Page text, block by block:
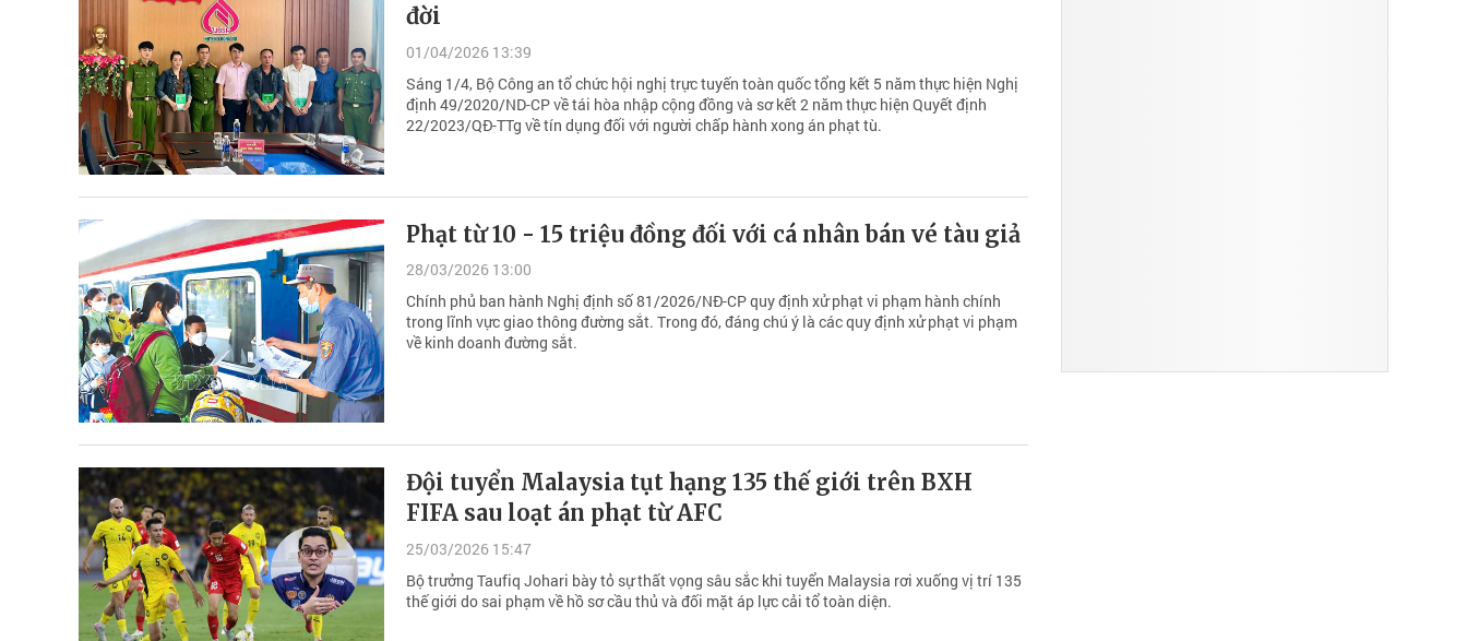
đời
01/04/2026 13:39
Sáng 1/4, Bộ Công an tổ chức hội nghị trực tuyến toàn quốc tổng kết 5 năm thực hiện Nghị
định 49/2020/ND-CP về tái hòa nhập cộng đồng và sơ kết 2 năm thực hiện Quyết định
22/2023/QĐ-TTg về tín dụng đối với người chấp hành xong án phạt tù.
Phạt từ 10 - 15 triệu đồng đối với cá nhân bán vé tàu giả
28/03/2026 13:00
Chính phủ ban hành Nghị định số 81/2026/NĐ-CP quy định xử phạt vi phạm hành chính
trong lĩnh vực giao thông đường sắt. Trong đó, đáng chú ý là các quy định xử phạt vi phạm
về kinh doanh đường sắt.
Đội tuyển Malaysia tụt hạng 135 thế giới trên BXH
FIFA sau loạt án phạt từ AFC
25/03/2026 15:47
Bộ trưởng Taufiq Johari bày tỏ sự thất vọng sâu sắc khi tuyển Malaysia rơi xuống vị trí 135
thế giới do sai phạm về hồ sơ cầu thủ và đối mặt áp lực cải tổ toàn diện.